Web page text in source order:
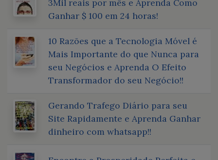
3Mil reais por mês e Aprenda Como
Ganhar $ 100 em 24 horas!
10 Razões que a Tecnologia Móvel é
Mais Importante do que Nunca para
seu Negócios e Aprenda O Efeito
Transformador do seu Negócio!!
Gerando Trafego Diário para seu
Site Rapidamente e Aprenda Ganhar
dinheiro com whatsapp!!